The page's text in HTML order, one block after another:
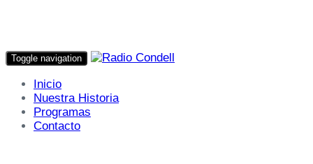
Toggle navigation
Inicio
Nuestra Historia
Programas
Contacto